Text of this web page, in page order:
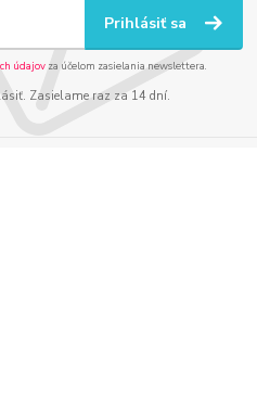
Prihlásiť sa
údajov za účelom zasielania newslettera.
Zasielame raz za 14 dní.